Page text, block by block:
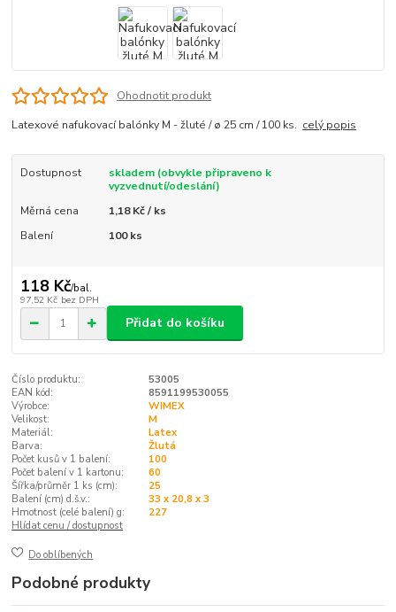
Ohodnotit produkt
Latexové nafukovací balónky M - žluté / ø 25 cm / 100 ks. celý popis
Dostupnost
skladem (obvykle připraveno k
vyzvednutí/odeslání)
Měrná cena
1,18 Kč / ks
Balení
100 ks
118 Kč/bal.
97,52 Kč bez DPH
Přidat do košíku
Číslo produktu:
53005
EAN kód:
8591199530055
Výrobce:
WIMEX
Velikost:
M
Materiál:
Latex
Barva:
Žlutá
Počet kusů v 1 balení:
100
Počet balení v 1 kartonu:
60
Šířka/průměr 1 ks (cm):
25
Balení (cm) d.š.v.:
33 x 20,8 x 3
Hmotnost (celé balení) g:
227
Hlídat cenu / dostupnost
Do oblíbených
Podobné produkty